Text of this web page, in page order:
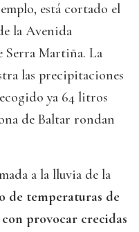
está cortado el
la Avenida
Serra Martiña. La
las precipitaciones
ya 64 litros
de Baltar rondan
a la lluvia de la
de temperaturas de
provocar crecidas